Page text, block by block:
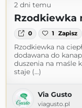
2 dni temu
Rzodkiewka
0 1 Zapisz
Rzodkiewka na
dodawana do
duszenia na maśle
staje (...)
Via Gusto
viagusto.pl